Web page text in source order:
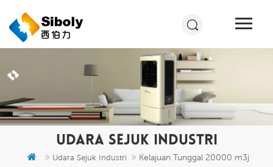
UDARA SEJUK INDUSTRI
Udara Sejuk Industri
Kelajuan Tunggal 20000 m3j